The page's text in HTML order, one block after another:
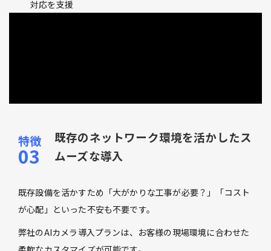
対応を支援
既存のネットワーク環境を活かしたス
ムーズな導入
既存設備を活かすため「大がかりな工事が必要？」「コスト
が心配」といった不安も不要です。
弊社のAIカメラ導入プランは、お客様の現場環境に合わせた